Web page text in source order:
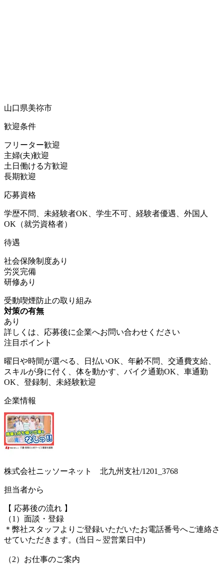
山口県美祢市
歓迎条件
フリーター歓迎
主婦(夫)歓迎
土日働ける方歓迎
長期歓迎
応募資格
学歴不問、未経験者OK、学生不可、経験者優遇、外国人
OK（就労資格者）
待遇
社会保険制度あり
労災完備
研修あり
受動喫煙防止の取り組み
対策の有無
あり
詳しくは、応募後に企業へお問い合わせください
注目ポイント
曜日や時間が選べる、日払いOK、年齢不問、交通費支給、
スキルが身に付く、体を動かす、バイク通勤OK、車通勤
OK、登録制、未経験歓迎
企業情報
株式会社ニッソーネット 北九州支社/1201_3768
担当者から
【 応募後の流れ 】
（1）面談・登録
＊弊社スタッフよりご登録いただいたお電話番号へご連絡さ
せていただきます。(当日～翌営業日中)
（2）お仕事のご案内